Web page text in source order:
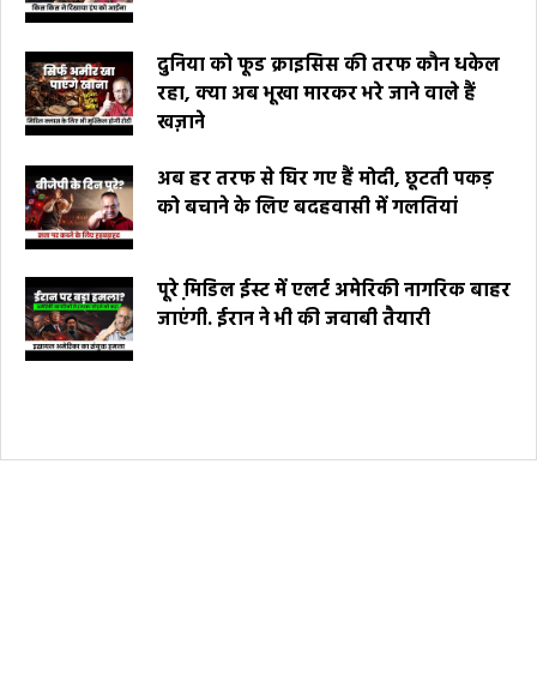
दुनिया को फूड क्राइसिस की तरफ कौन धकेल
रहा, क्या अब भूखा मारकर भरे जाने वाले हैं
खज़ाने
अब हर तरफ से घिर गए हैं मोदी, छूटती पकड़
को बचाने के लिए बदहवासी में गलतियां
पूरे मि़डिल ईस्ट में एलर्ट अमेरिकी नागरिक बाहर
जाएंगी. ईरान ने भी की जवाबी तैयारी